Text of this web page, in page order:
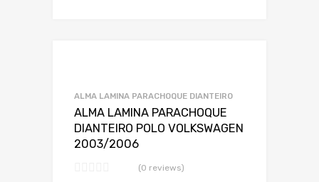
ALMA LAMINA PARACHOQUE DIANTEIRO
ALMA LAMINA PARACHOQUE
DIANTEIRO POLO VOLKSWAGEN
2003/2006
(0 reviews)